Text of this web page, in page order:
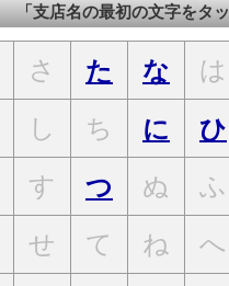
「支店名の最初の文字をタッ
さ た な は
し ち に ひ
す つ ぬ ふ
せ て ね へ